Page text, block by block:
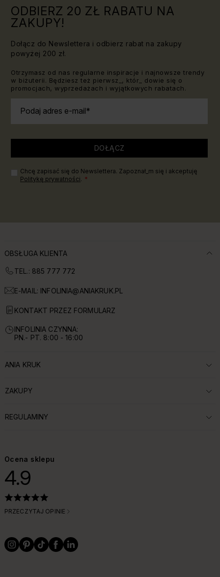
ODBIERZ 20 ZŁ RABATU NA
ZAKUPY!
Dołącz do Newslettera i odbierz rabat na zakupy
powyżej 200 zł.
Otrzymasz od nas regularne inspiracje i najnowsze trendy
w biżuterii. Będziesz też pierwsz_, któr_ dowie się o
promocjach, wyprzedażach i wyjątkowych rabatach.
Podaj adres e-mail
DOŁĄCZ
Chcę zapisać się do Newslettera. Zapoznał_m się i akceptuję
Politykę prywatności.
OBSŁUGA KLIENTA
TEL.: 885 777 772
E-MAIL: INFOLINIA@ANIAKRUK.PL
KONTAKT PRZEZ FORMULARZ
INFOLINIA CZYNNA:
PN.- PT. 8:00 - 16:00
ROZWIŃ SEKCJĘ:
ANIA KRUK
ROZWIŃ SEKCJĘ:
ZAKUPY
ROZWIŃ SEKCJĘ:
REGULAMINY
Ocena sklepu
4.9
PRZECZYTAJ OPINIE